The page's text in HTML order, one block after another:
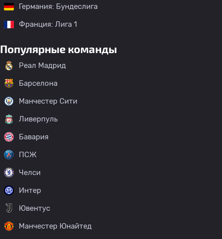
Германия: Бундеслига
Франция: Лига 1
Популярные команды
Реал Мадрид
Барселона
Манчестер Сити
Ливерпуль
Бавария
ПСЖ
Челси
Интер
Ювентус
Манчестер Юнайтед